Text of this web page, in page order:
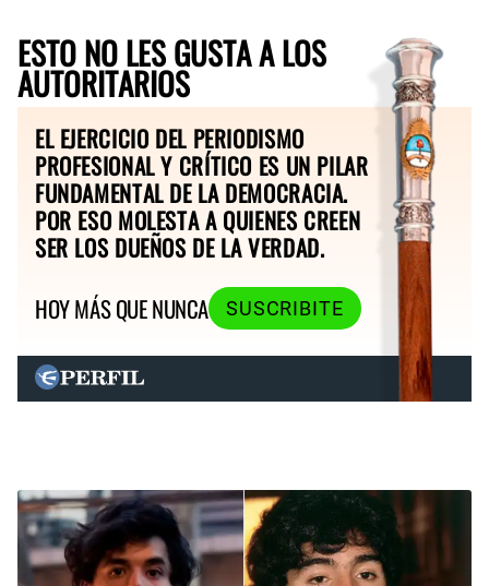
ESTO NO LES GUSTA A LOS
AUTORITARIOS
EL EJERCICIO DEL PERIODISMO
PROFESIONAL Y CRÍTICO ES UN PILAR
FUNDAMENTAL DE LA DEMOCRACIA.
POR ESO MOLESTA A QUIENES CREEN
SER LOS DUEÑOS DE LA VERDAD.
HOY MÁS QUE NUNCA
SUSCRIBITE